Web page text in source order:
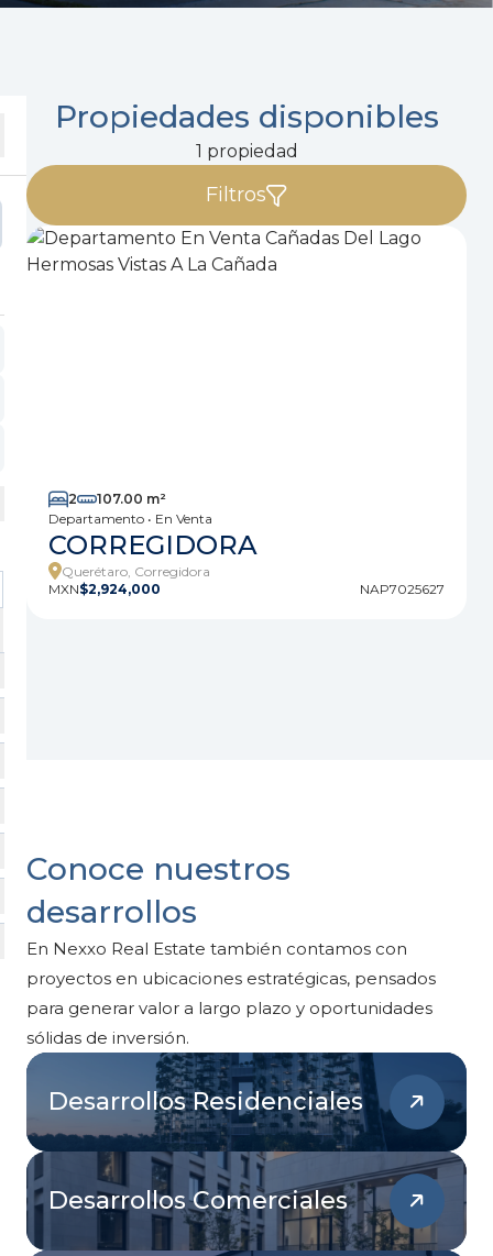
Propiedades disponibles
1 propiedad
Filtros
2
107.00 m²
Departamento • En Venta
CORREGIDORA
Querétaro, Corregidora
MXN$2,924,000 NAP7025627
Conoce nuestros
desarrollos
En Nexxo Real Estate también contamos con
proyectos en ubicaciones estratégicas, pensados
para generar valor a largo plazo y oportunidades
sólidas de inversión.
Desarrollos Residenciales
Desarrollos Comerciales